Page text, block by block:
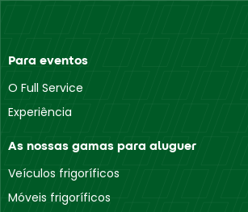
Para eventos
O Full Service
Experiência
As nossas gamas para aluguer
Veículos frigoríficos
Móveis frigoríficos